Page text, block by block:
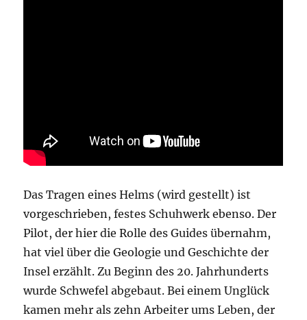
Das Tragen eines Helms (wird gestellt) ist
vorgeschrieben, festes Schuhwerk ebenso. Der
Pilot, der hier die Rolle des Guides übernahm,
hat viel über die Geologie und Geschichte der
Insel erzählt. Zu Beginn des 20. Jahrhunderts
wurde Schwefel abgebaut. Bei einem Unglück
kamen mehr als zehn Arbeiter ums Leben, der